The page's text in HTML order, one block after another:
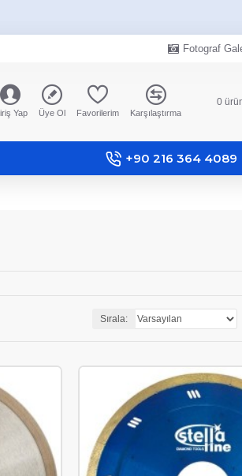
Fotograf
Yap Üye Ol Favorilerim Karşılaştırma
0
+90 216 364 4089
Sırala: